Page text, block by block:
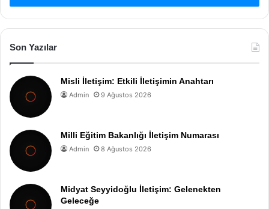
Son Yazılar
Misli İletişim: Etkili İletişimin Anahtarı
Admin 9 Ağustos 2026
Milli Eğitim Bakanlığı İletişim Numarası
Admin 8 Ağustos 2026
Midyat Seyyidoğlu İletişim: Gelenekten
Geleceğe